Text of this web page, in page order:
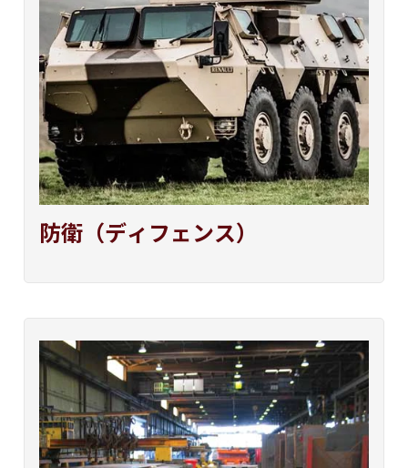
防衛（ディフェンス）